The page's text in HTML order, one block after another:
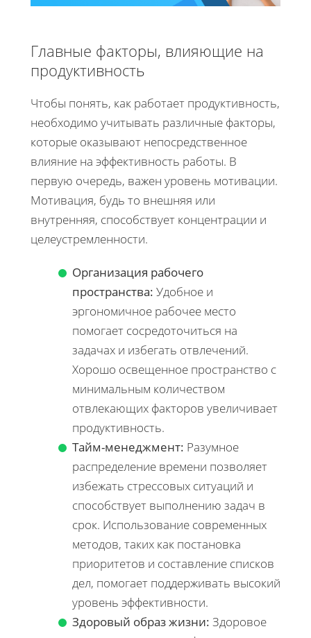
Главные факторы, влияющие на
продуктивность
Чтобы понять, как работает продуктивность,
необходимо учитывать различные факторы,
которые оказывают непосредственное
влияние на эффективность работы. В
первую очередь, важен уровень мотивации.
Мотивация, будь то внешняя или
внутренняя, способствует концентрации и
целеустремленности.
Организация рабочего
пространства: Удобное и
эргономичное рабочее место
помогает сосредоточиться на
задачах и избегать отвлечений.
Хорошо освещенное пространство с
минимальным количеством
отвлекающих факторов увеличивает
продуктивность.
Тайм-менеджмент: Разумное
распределение времени позволяет
избежать стрессовых ситуаций и
способствует выполнению задач в
срок. Использование современных
методов, таких как постановка
приоритетов и составление списков
дел, помогает поддерживать высокий
уровень эффективности.
Здоровый образ жизни: Здоровое